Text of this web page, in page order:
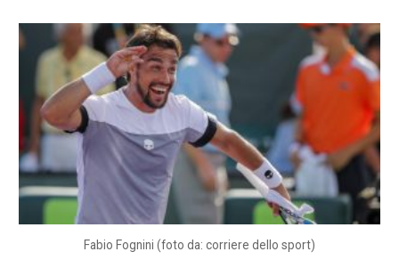
Fabio Fognini (foto da: corriere dello sport)